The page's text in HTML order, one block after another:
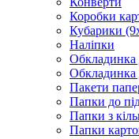
Коробки
Кубарики
Наліпки
Обкладинка
Пакети
Папки до
Папки з
Папки